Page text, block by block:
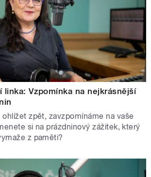
Vzpomínka na nejkrásnější
zpět, zavzpomínáme na vaše
si na prázdninový zážitek, který
z paměti?